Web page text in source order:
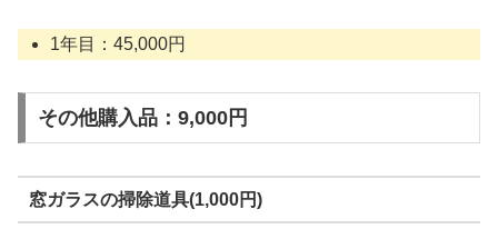
1年目：45,000円
その他購入品：9,000円
窓ガラスの掃除道具(1,000円)